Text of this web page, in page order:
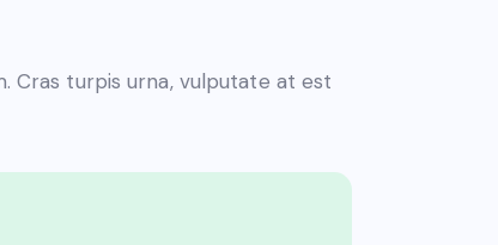
Cras turpis urna, vulputate at est